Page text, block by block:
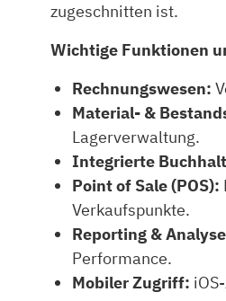
zugeschnitten ist.
Wichtige Funktionen
Rechnungswesen:
Material- &
Lagerverwaltung.
Integrierte
Point of Sale (POS):
Verkaufspunkte.
Reporting &
Performance.
Mobiler Zugriff: